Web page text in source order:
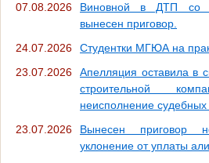
07.08.2026
Виновной в ДТП со
вынесен приговор.
24.07.2026
Студентки МГЮА на
23.07.2026
Апелляция оставила в
строительной
неисполнение
23.07.2026
Вынесен приговор
уклонение от уплаты